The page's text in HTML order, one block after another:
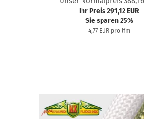
Ihr Preis 291,12 EUR
Sie sparen 25%
4,77 EUR pro lfm